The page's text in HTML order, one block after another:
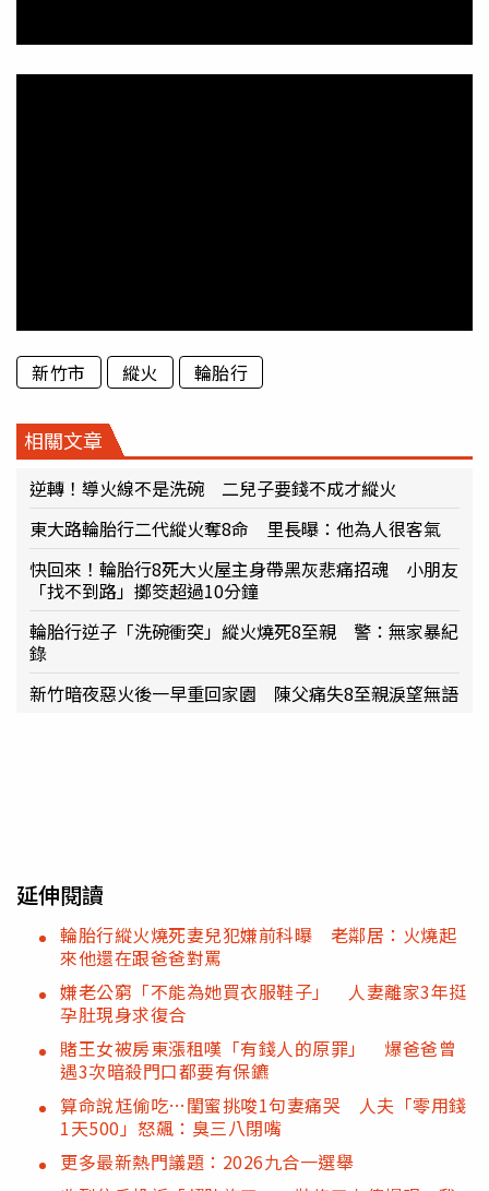
新竹市 縱火 輪胎行
相關文章
逆轉！導火線不是洗碗 二兒子要錢不成才縱火
東大路輪胎行二代縱火奪8命 里長曝：他為人很客氣
快回來！輪胎行8死大火屋主身帶黑灰悲痛招魂 小朋友
「找不到路」擲筊超過10分鐘
輪胎行逆子「洗碗衝突」縱火燒死8至親 警：無家暴紀
錄
新竹暗夜惡火後一早重回家園 陳父痛失8至親淚望無語
延伸閱讀
輪胎行縱火燒死妻兒犯嫌前科曝 老鄰居：火燒起
來他還在跟爸爸對罵
嫌老公窮「不能為她買衣服鞋子」 人妻離家3年挺
孕肚現身求復合
賭王女被房東漲租嘆「有錢人的原罪」 爆爸爸曾
遇3次暗殺門口都要有保鑣
算命說尪偷吃…閨蜜挑唆1句妻痛哭 人夫「零用錢
1天500」怒飆：臭三八閉嘴
更多最新熱門議題：2026九合一選舉